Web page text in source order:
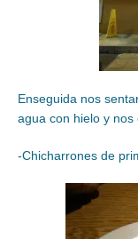
Enseguida nos
agua con hielo y
-Chicharrones de